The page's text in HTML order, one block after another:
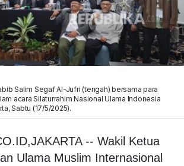
Salim Segaf Al-Jufri (tengah) bersama para
acara Silaturrahim Nasional Ulama Indonesia
Sabtu (17/5/2025).
-- Wakil Ketua
Ulama Muslim Internasional